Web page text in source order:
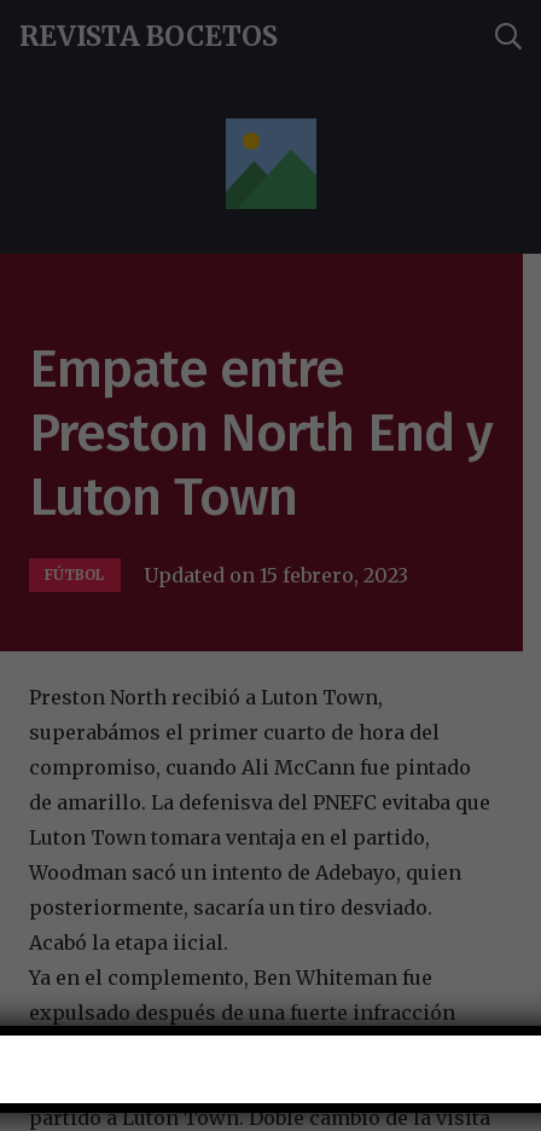
REVISTA BOCETOS
Empate entre
Preston North End y
Luton Town
FÚTBOL Updated on 15 febrero, 2023
Preston North recibió a Luton Town,
superabámos el primer cuarto de hora del
compromiso, cuando Ali McCann fue pintado
de amarillo. La defenisva del PNEFC evitaba que
Luton Town tomara ventaja en el partido,
Woodman sacó un intento de Adebayo, quien
posteriormente, sacaría un tiro desviado.
Acabó la etapa iicial.
Ya en el complemento, Ben Whiteman fue
expulsado después de una fuerte infracción
partido a Luton Town. Doble cambio de la visita